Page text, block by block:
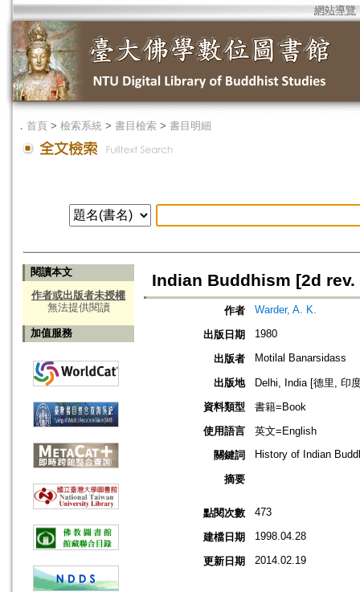
網站導覽
． 首頁 > 檢索系統 > 書目檢索 > 書目明細
閱讀本文
作者或出版者未授權
無法提供閱讀
加值服務
Indian Buddhism [2d rev.
作者 Warder, A. K.
出版日期 1980
出版者 Motilal Banarsidass
出版地
Delhi, India [德里, 印
資料類型
書籍=Book
使用語言
英文=English
關鍵詞
History of Indian
摘要
點閱次數 473
建檔日期 1998.04.28
更新日期 2014.02.19